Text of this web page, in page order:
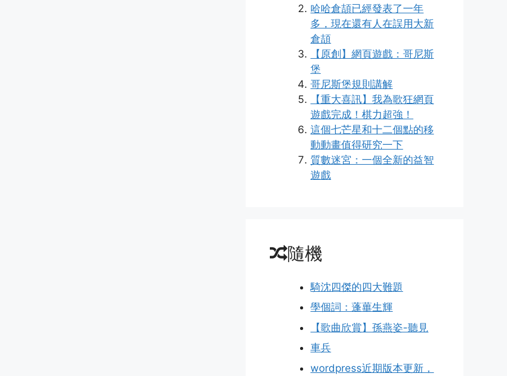
哈哈倉頡已經發表了一年
多，現在還有人在誤用大新
倉頡
【原創】網頁遊戲：哥尼斯
堡
哥尼斯堡規則講解
【重大喜訊】我為歌狂網頁
遊戲完成！棋力超強！
這個七芒星和十二個點的移
動動畫值得研究一下
質數迷宮：一個全新的益智
遊戲
隨機
騎沈四傑的四大難題
學個詞：蓬蓽生輝
【歌曲欣賞】孫燕姿-聽見
車兵
wordpress近期版本更新，